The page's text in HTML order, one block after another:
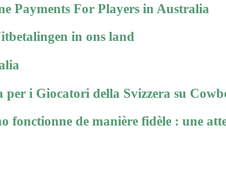
Payments For Players in Australia
in ons land
i Giocatori della Svizzera su
de manière fidèle : une